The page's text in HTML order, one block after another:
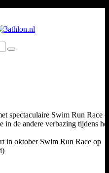
in oktober Swim Run Race op